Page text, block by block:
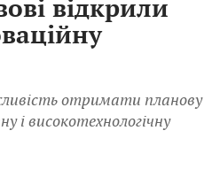
відкрили
отримати планову
і високотехнологічну